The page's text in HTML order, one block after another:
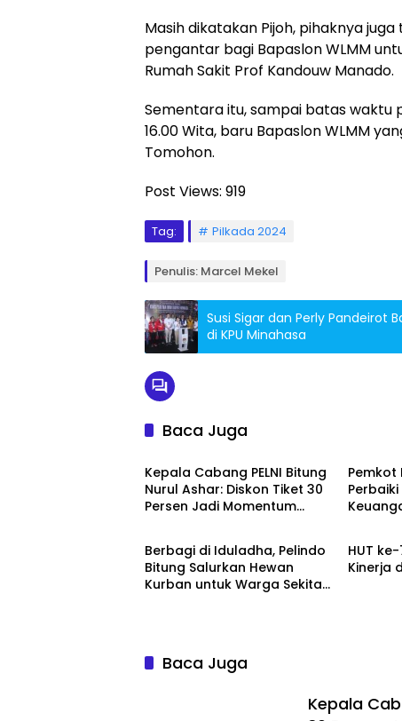
Masih dikatakan Pijoh, pihaknya
pengantar bagi Bapaslon WLMM
Rumah Sakit Prof Kandouw Manado.
Sementara itu, sampai batas waktu
16.00 Wita, baru Bapaslon WLMM
Tomohon.
Post Views: 919
Tag: Pilkada 2024
Penulis: Marcel Mekel
Susi Sigar dan Perly Pandeirot
di KPU Minahasa
Baca Juga
Bitung
Kepala Cabang PELNI Bitung
Nurul Ashar: Diskon Tiket 30
Persen Jadi Momentum
Pemkot
Editorial Sulut News
Berbagi di Iduladha, Pelindo
Bitung Salurkan Hewan
Kurban untuk Warga Sekitar
Bitung
HUT ke-
Kinerja
Baca Juga
Kepala